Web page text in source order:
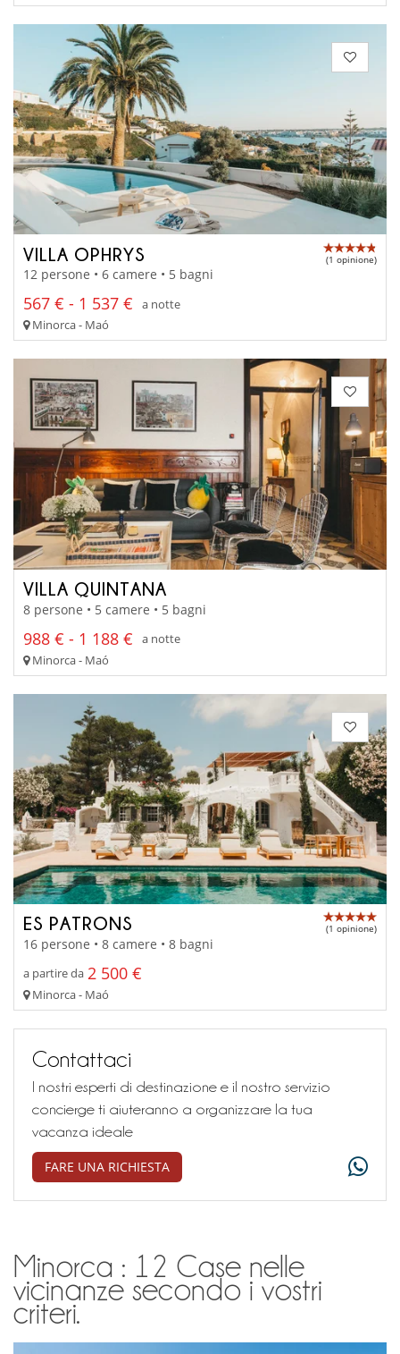
VILLA OPHRYS (1 opinione)
12 persone • 6 camere • 5 bagni
567 € - 1 537 €
a notte
Minorca - Maó
VILLA QUINTANA
8 persone • 5 camere • 5 bagni
988 € - 1 188 €
a notte
Minorca - Maó
ES PATRONS (1 opinione)
16 persone • 8 camere • 8 bagni
a partire da 2 500 €
Minorca - Maó
Contattaci
I nostri esperti di destinazione e il nostro servizio
concierge ti aiuteranno a organizzare la tua
vacanza ideale
FARE UNA RICHIESTA
Minorca : 12 Case nelle
vicinanze secondo i vostri
criteri.